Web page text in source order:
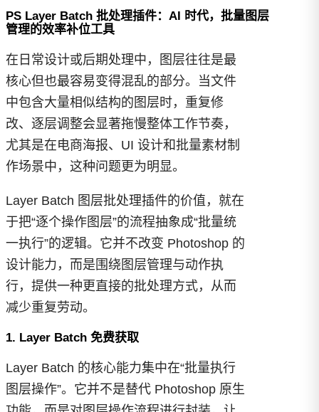
PS Layer Batch 批处理插件：AI 时代，批量图层
管理的效率补位工具
在日常设计或后期处理中，图层往往是最
核心但也最容易变得混乱的部分。当文件
中包含大量相似结构的图层时，重复修
改、逐层调整会显著拖慢整体工作节奏，
尤其是在电商海报、UI 设计和批量素材制
作场景中，这种问题更为明显。
Layer Batch 图层批处理插件的价值，就在
于把“逐个操作图层”的流程抽象成“批量统
一执行”的逻辑。它并不改变 Photoshop 的
设计能力，而是围绕图层管理与动作执
行，提供一种更直接的批处理方式，从而
减少重复劳动。
1. Layer Batch 免费获取
Layer Batch 的核心能力集中在“批量执行
图层操作”。它并不是替代 Photoshop 原生